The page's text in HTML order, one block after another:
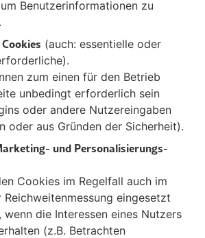
Benutzerinformationen zu
(auch: essentielle oder
zum einen für den Betrieb
unbedingt erforderlich sein
oder andere Nutzereingaben
oder aus Gründen der Sicherheit).
und Personalisierungs-
Cookies im Regelfall auch im
Reichweitenmessung eingesetzt
wenn die Interessen eines Nutzers
(z.B. Betrachten